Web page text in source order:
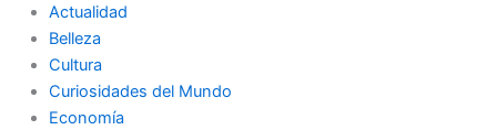
Actualidad
Belleza
Cultura
Curiosidades del Mundo
Economía